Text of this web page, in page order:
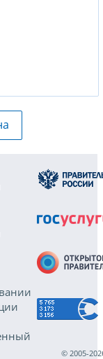
© 2005-